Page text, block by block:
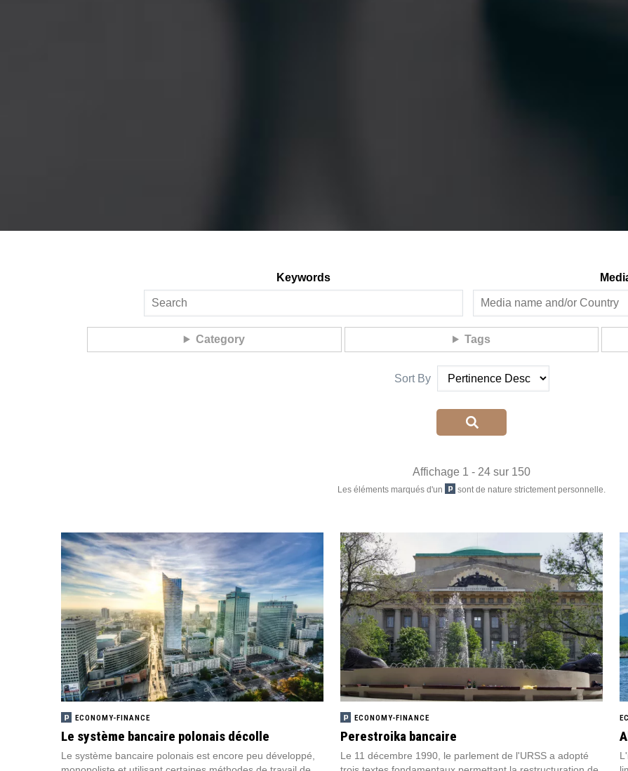
Keywords
Category Tags
Sort By
Affichage 1 - 24 sur 150
Les éléments marqués d'un sont de nature strictement personnelle.
ECONOMY-FINANCE
Le système bancaire polonais décolle
Le système bancaire polonais est encore peu développé,
ECONOMY-FINANCE
Perestroika bancaire
Le 11 décembre 1990, le parlement de l'URSS a adopté